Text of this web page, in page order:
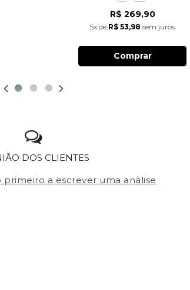
R$ 269,90
5x de R$ 53,98 sem juros
Comprar
DOS CLIENTES
primeiro a escrever uma análise